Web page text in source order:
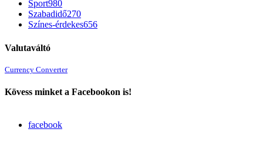
Sport980
Szabadidő270
Színes-érdekes656
Valutaváltó
Currency Converter
Kövess minket a Facebookon is!
facebook